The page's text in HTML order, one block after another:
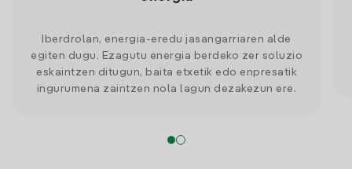
Iberdrolan, energia-eredu jasangarriaren alde
egiten dugu. Ezagutu energia berdeko zer soluzio
eskaintzen ditugun, baita etxetik edo enpresatik
ingurumena zaintzen nola lagun dezakezun ere.